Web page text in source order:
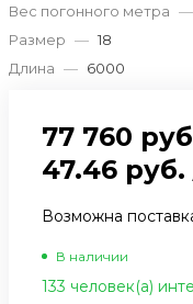
Вес погонного метра —
Размер — 18
Длина — 6000
77 760
47.46 руб.
Возможна
В наличии
133 человек(а)